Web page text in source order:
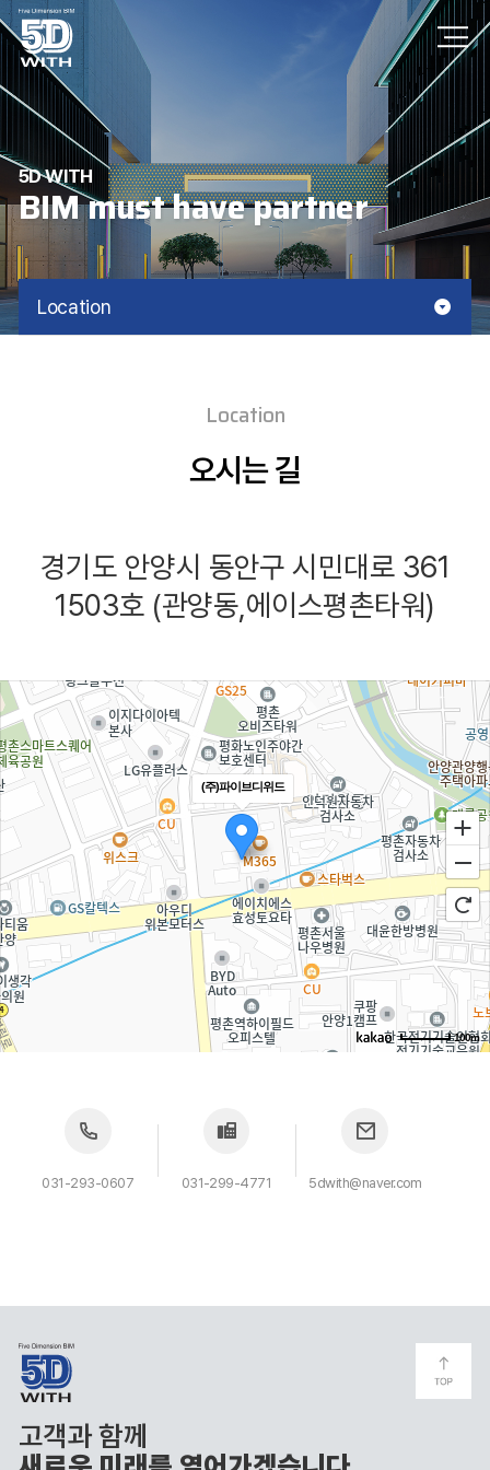
5D WITH
BIM must have partner
Location
Location
오시는 길
경기도 안양시 동안구 시민대로 361
1503호 (관양동,에이스평촌타워)
(주)파이브디위드
100m
031-293-0607 031-299-4771 5dwith@naver.com
고객과 함께